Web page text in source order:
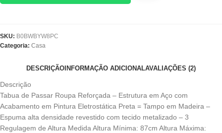
SKU: B0BWBYW8PC
Categoria: Casa
DESCRIÇÃO INFORMAÇÃO ADICIONALAVALIAÇÕES (2)
Descrição
Tabua de Passar Roupa Reforçada – Estrutura em Aço com
Acabamento em Pintura Eletrostática Preta = Tampo em Madeira –
Espuma alta densidade revestido com tecido metalizado – 3
Regulagem de Altura Medida Altura Mínima: 87cm Altura Máxima: